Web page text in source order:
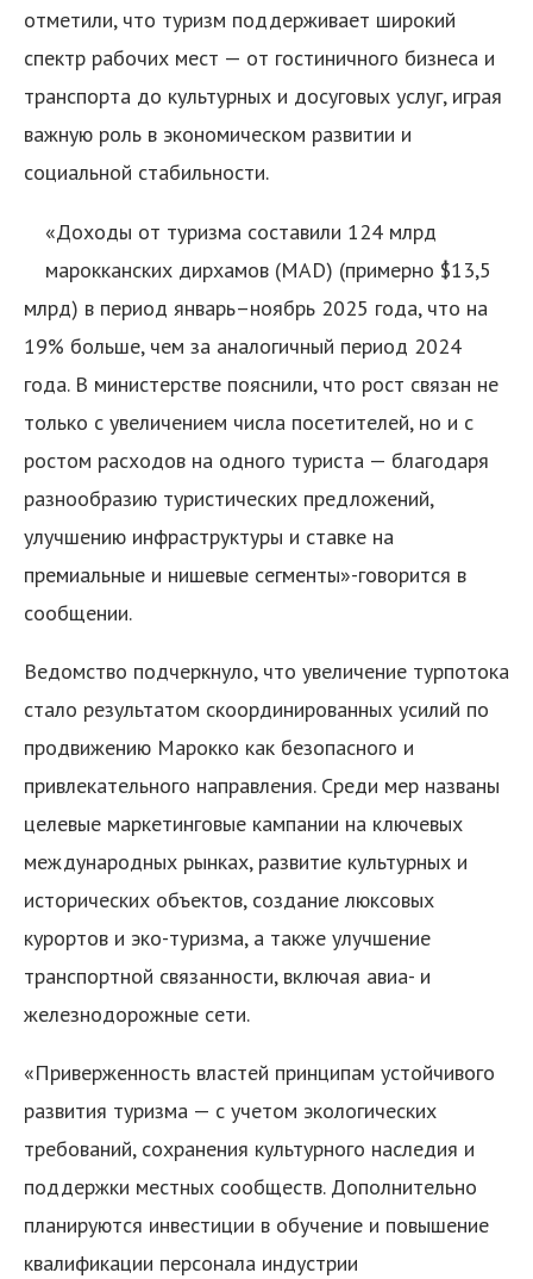
отметили, что туризм поддерживает широкий
спектр рабочих мест — от гостиничного бизнеса и
транспорта до культурных и досуговых услуг, играя
важную роль в экономическом развитии и
социальной стабильности.
«Доходы от туризма составили 124 млрд
марокканских дирхамов (MAD) (примерно $13,5
млрд) в период январь–ноябрь 2025 года, что на
19% больше, чем за аналогичный период 2024
года. В министерстве пояснили, что рост связан не
только с увеличением числа посетителей, но и с
ростом расходов на одного туриста — благодаря
разнообразию туристических предложений,
улучшению инфраструктуры и ставке на
премиальные и нишевые сегменты»-говорится в
сообщении.
Ведомство подчеркнуло, что увеличение турпотока
стало результатом скоординированных усилий по
продвижению Марокко как безопасного и
привлекательного направления. Среди мер названы
целевые маркетинговые кампании на ключевых
международных рынках, развитие культурных и
исторических объектов, создание люксовых
курортов и эко-туризма, а также улучшение
транспортной связанности, включая авиа- и
железнодорожные сети.
«Приверженность властей принципам устойчивого
развития туризма — с учетом экологических
требований, сохранения культурного наследия и
поддержки местных сообществ. Дополнительно
планируются инвестиции в обучение и повышение
квалификации персонала индустрии